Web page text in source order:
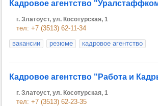
Кадровое агентство
г. Златоуст, ул. Косотурская, 1
тел: +7 (3513) 62-11-34
вакансии
резюме кадровое агентство
Кадровое агентство "Работа и
г. Златоуст, ул. Косотурская, 1
тел: +7 (3513) 62-23-35